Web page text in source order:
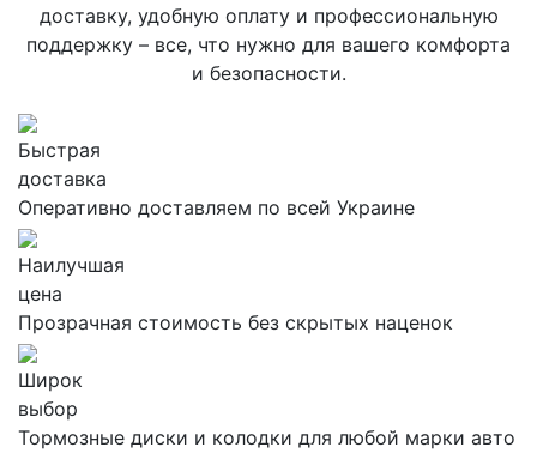
доставку, удобную оплату и профессиональную
поддержку – все, что нужно для вашего комфорта
и безопасности.
Быстрая
доставка
Оперативно доставляем по всей Украине
Наилучшая
цена
Прозрачная стоимость без скрытых наценок
Широк
выбор
Тормозные диски и колодки для любой марки авто